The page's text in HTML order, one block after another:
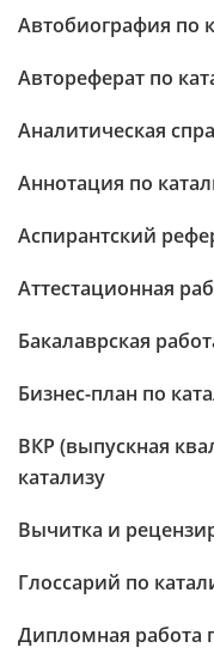
Автобиография по
Автореферат по
Аналитическая
Аннотация по
Аспирантский
Аттестационная
Бакалаврская
Бизнес-план по
ВКР (выпускная
катализу
Вычитка и
Глоссарий по
Дипломная работа